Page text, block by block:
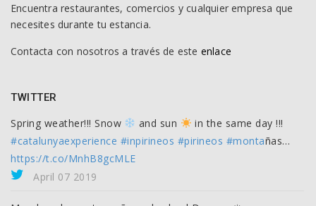
Encuentra restaurantes, comercios y cualquier empresa que
necesites durante tu estancia.
Contacta con nosotros a través de este enlace
TWITTER
Spring weather!!! Snow and sun
in the same day !!!
#catalunyaexperience #inpirineos #pirineos #montañas…
https://t.co/MnhB8gcMLE
April 07 2019